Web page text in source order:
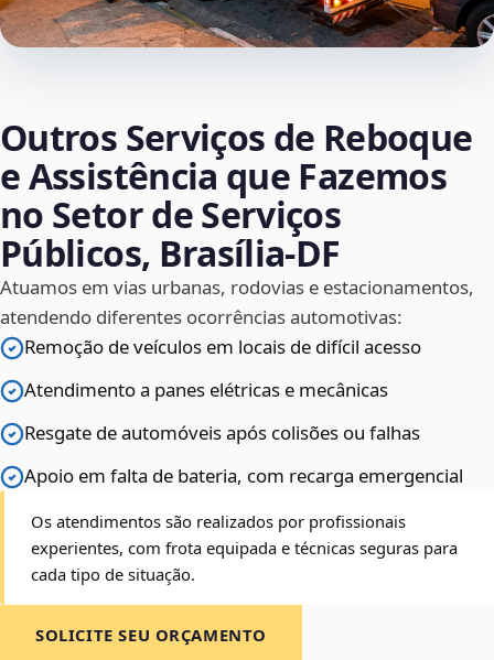
Outros Serviços de Reboque
e Assistência que Fazemos
no Setor de Serviços
Públicos, Brasília‑DF
Atuamos em vias urbanas, rodovias e estacionamentos,
atendendo diferentes ocorrências automotivas:
Remoção de veículos em locais de difícil acesso
Atendimento a panes elétricas e mecânicas
Resgate de automóveis após colisões ou falhas
Apoio em falta de bateria, com recarga emergencial
Os atendimentos são realizados por profissionais
experientes, com frota equipada e técnicas seguras para
cada tipo de situação.
SOLICITE SEU ORÇAMENTO